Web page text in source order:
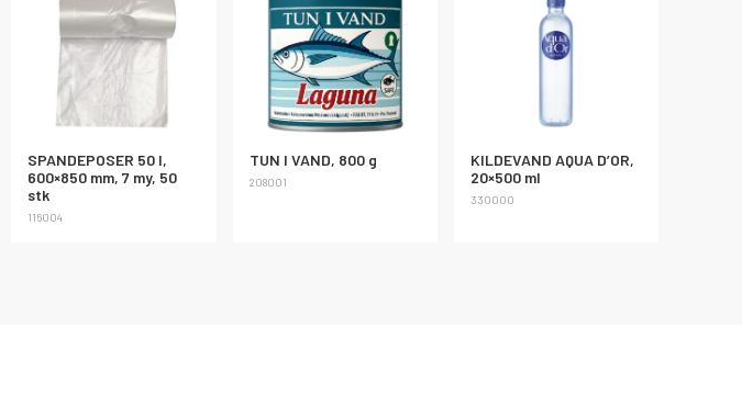
SPANDEPOSER 50 l,
600×850 mm, 7 my, 50
stk
116004
TUN I VAND, 800 g
208001
KILDEVAND AQUA D’OR,
20×500 ml
330000